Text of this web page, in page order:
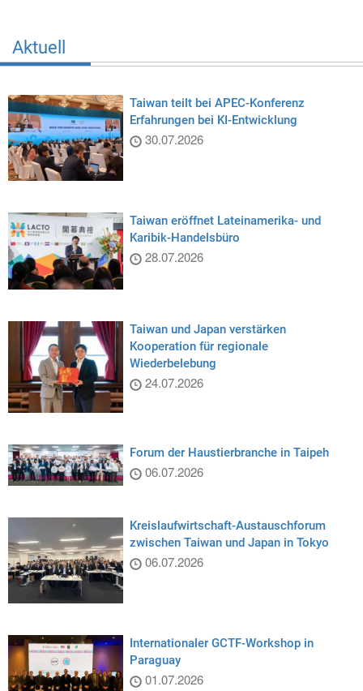
Aktuell
Taiwan teilt bei APEC-Konferenz
Erfahrungen bei KI-Entwicklung
30.07.2026
Taiwan eröffnet Lateinamerika- und
Karibik-Handelsbüro
28.07.2026
Taiwan und Japan verstärken
Kooperation für regionale
Wiederbelebung
24.07.2026
Forum der Haustierbranche in Taipeh
06.07.2026
Kreislaufwirtschaft-Austauschforum
zwischen Taiwan und Japan in Tokyo
06.07.2026
Internationaler GCTF-Workshop in
Paraguay
01.07.2026